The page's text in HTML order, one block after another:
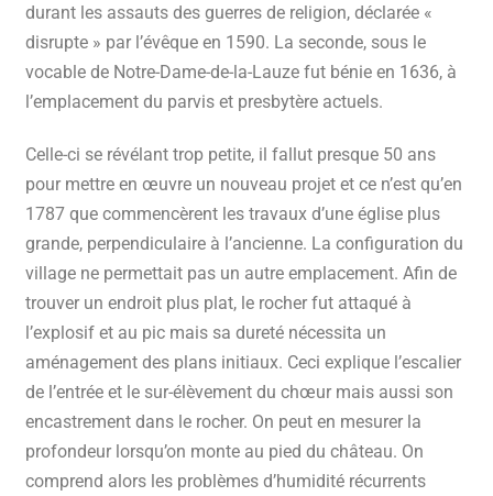
durant les assauts des guerres de religion, déclarée «
disrupte » par l’évêque en 1590. La seconde, sous le
vocable de Notre-Dame-de-la-Lauze fut bénie en 1636, à
l’emplacement du parvis et presbytère actuels.
Celle-ci se révélant trop petite, il fallut presque 50 ans
pour mettre en œuvre un nouveau projet et ce n’est qu’en
1787 que commencèrent les travaux d’une église plus
grande, perpendiculaire à l’ancienne. La configuration du
village ne permettait pas un autre emplacement. Afin de
trouver un endroit plus plat, le rocher fut attaqué à
l’explosif et au pic mais sa dureté nécessita un
aménagement des plans initiaux. Ceci explique l’escalier
de l’entrée et le sur-élèvement du chœur mais aussi son
encastrement dans le rocher. On peut en mesurer la
profondeur lorsqu’on monte au pied du château. On
comprend alors les problèmes d’humidité récurrents